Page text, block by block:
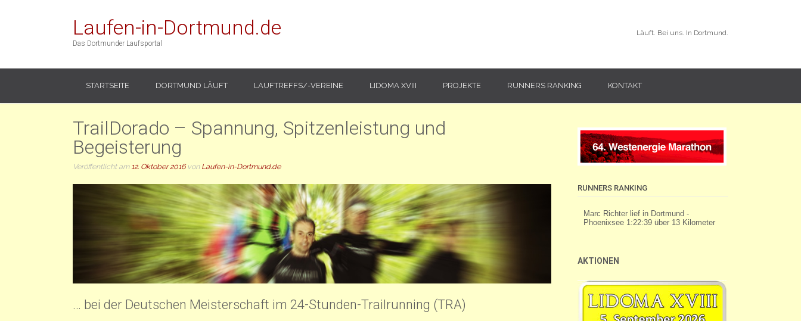
Laufen-in-Dortmund.de
Das Dortmunder Laufsportal
Läuft. Bei uns. In Dortmund.
STARTSEITE DORTMUND LÄUFT LAUFTREFFS/-VEREINE LIDOMA XVIII PROJEKTE RUNNERS RANKING KONTAKT
TrailDorado – Spannung, Spitzenleistung und
Begeisterung
Veröffentlicht am 12. Oktober 2016von Laufen-in-Dortmund.de
… bei der Deutschen Meisterschaft im 24-Stunden-Trailrunning (TRA)
RUNNERS RANKING
AKTIONEN